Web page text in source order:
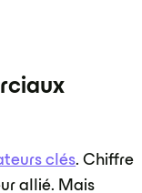
clés. Chiffre
allié. Mais